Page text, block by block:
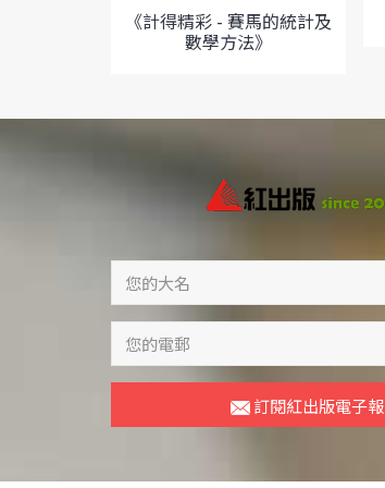
《計得精彩 - 賽馬的統計及
數學方法》
訂閱紅出版電子報